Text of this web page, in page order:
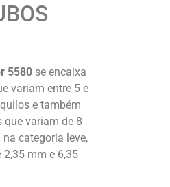
5580 se encaixa
variam entre 5 e
e também
variam de 8
categoria leve,
mm e 6,35